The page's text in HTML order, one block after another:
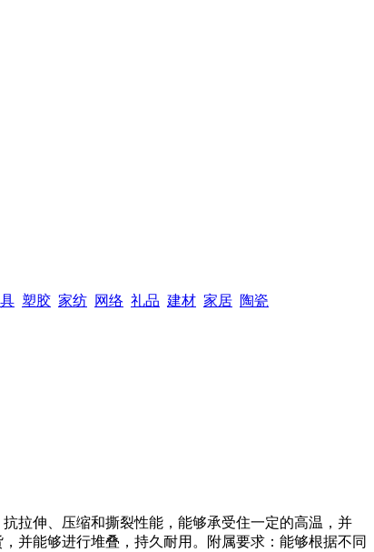
塑胶 家纺 网络 礼品 建材 家居 陶瓷
拉伸、压缩和撕裂性能，能够承受住一定的高温，并
并能够进行堆叠，持久耐用。附属要求：能够根据不同